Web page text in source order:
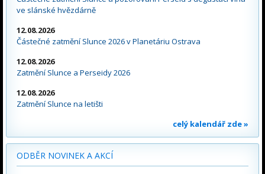
ve slánské hvězdárně
12.08.2026
Částečné zatmění Slunce 2026 v Planetáriu Ostrava
12.08.2026
Zatmění Slunce a Perseidy 2026
12.08.2026
Zatmění Slunce na letišti
celý kalendář zde »
ODBĚR NOVINEK A AKCÍ